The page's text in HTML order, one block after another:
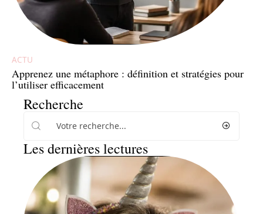
ACTU
Apprenez une métaphore : définition et stratégies pour
l’utiliser efficacement
Recherche
Les dernières lectures